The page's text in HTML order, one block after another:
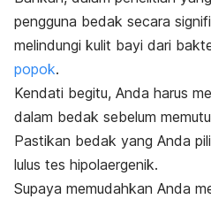
pengguna bedak secara
melindungi kulit bayi dari
popok.
Kendati begitu, Anda harus
dalam bedak sebelum
Pastikan bedak yang Anda
lulus tes hipolaergenik.
Supaya memudahkan Anda